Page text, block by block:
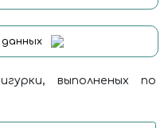
данных
выполненых по